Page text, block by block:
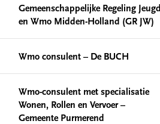
Gemeenschappelijke Regeling Jeugd
en Wmo Midden-Holland (GR JW)
Wmo consulent – De BUCH
Wmo-consulent met specialisatie
Wonen, Rollen en Vervoer –
Gemeente Purmerend